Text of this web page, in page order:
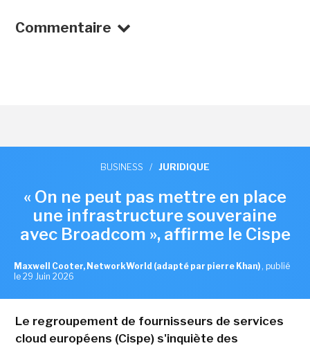
Commentaire
BUSINESS / JURIDIQUE
« On ne peut pas mettre en place
une infrastructure souveraine
avec Broadcom », affirme le Cispe
Maxwell Cooter, NetworkWorld (adapté par pierre Khan) , publié
le 29 Juin 2026
Le regroupement de fournisseurs de services
cloud européens (Cispe) s'inquiète des